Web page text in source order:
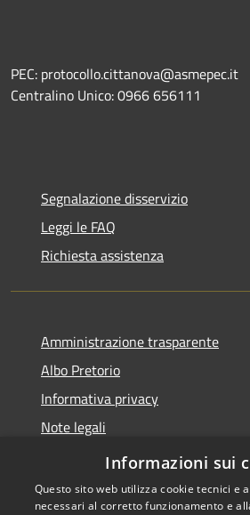
PEC: protocollo.cittanova@asmepec.it
Centralino Unico: 0966 656111
Segnalazione disservizio
Leggi le FAQ
Richiesta assistenza
Amministrazione trasparente
Albo Pretorio
Informativa privacy
Note legali
Dichiarazione di accessibilità
Informazioni sui
Questo sito web utilizza cookie tecnici e
necessari al corretto funzionamento e